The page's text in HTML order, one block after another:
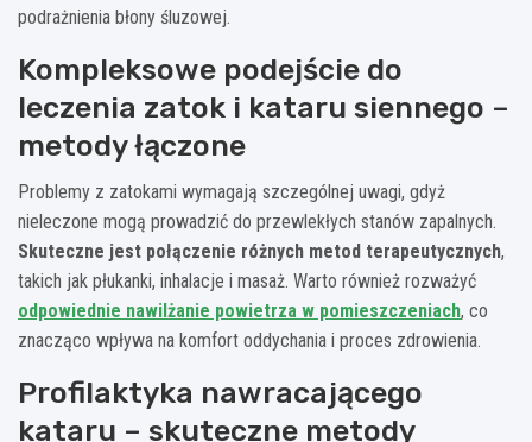
podrażnienia błony śluzowej.
Kompleksowe podejście do
leczenia zatok i kataru siennego –
metody łączone
Problemy z zatokami wymagają szczególnej uwagi, gdyż
nieleczone mogą prowadzić do przewlekłych stanów zapalnych.
Skuteczne jest połączenie różnych metod terapeutycznych,
takich jak płukanki, inhalacje i masaż. Warto również rozważyć
odpowiednie nawilżanie powietrza w pomieszczeniach, co
znacząco wpływa na komfort oddychania i proces zdrowienia.
Profilaktyka nawracającego
kataru – skuteczne metody